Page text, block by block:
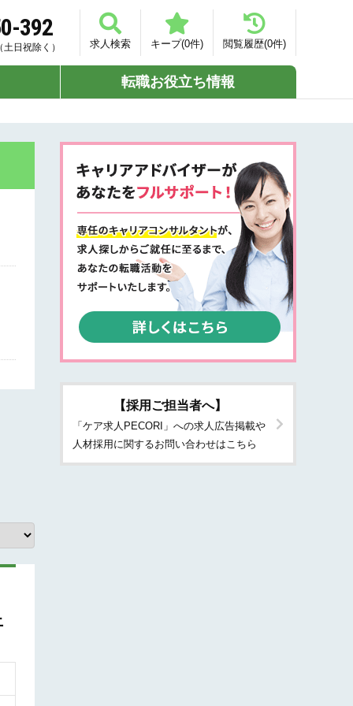
392
日祝除く） 求人検索 キープ(0件) 閲覧履歴(0件)
転職お役立ち情報
【採用ご担当者へ】
「ケア求人PECORI」への求人広告掲載や
人材採用に関するお問い合わせはこちら